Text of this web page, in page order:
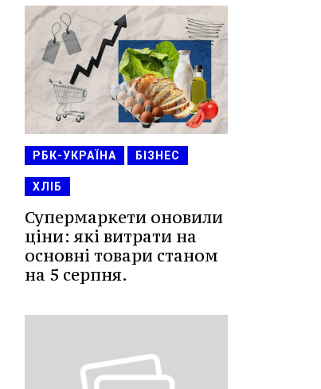
РБК-УКРАЇНА БІЗНЕС
ХЛІБ
Супермаркети оновили
ціни: які витрати на
основні товари станом
на 5 серпня.